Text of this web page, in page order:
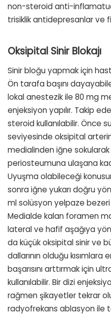
non-steroid anti-
trisiklik antidepresanlar ve
Oksipital Sinir Blokajı
Sinir bloğu yapmak için
Ön tarafa başını
lokal anestezik ile 80 mg
enjeksiyon yapılır. Takip
steroid kullanılabilir. Önce
seviyesinde oksipital
medialinden iğne
periosteumuna ulaşana
Uyuşma olabileceği
sonra iğne yukarı doğru
ml solüsyon yelpaze bezeri
Medialde kalan foramen
lateral ve hafif aşağıya
da küçük oksipital sinir ve
dallarının olduğu kısımlara
başarısını arttırmak için
kullanılabilir. Bir dizi
rağmen şikayetler tekrar
radyofrekans ablasyon ile